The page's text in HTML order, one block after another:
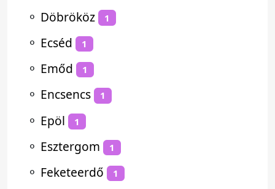
⚬ Döbrököz 1
⚬ Ecséd 1
⚬ Emőd 1
⚬ Encsencs 1
⚬ Epöl 1
⚬ Esztergom 1
⚬ Feketeerdő 1